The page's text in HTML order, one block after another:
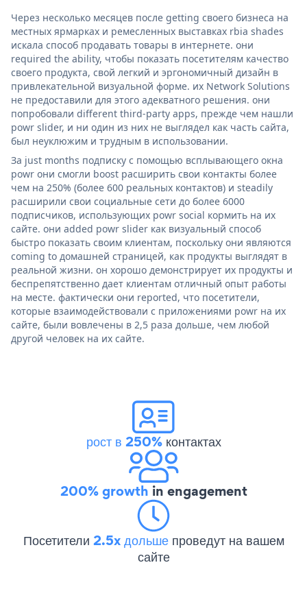
Через несколько месяцев после getting своего бизнеса на
местных ярмарках и ремесленных выставках rbia shades
искала способ продавать товары в интернете. они
required the ability, чтобы показать посетителям качество
своего продукта, свой легкий и эргономичный дизайн в
привлекательной визуальной форме. их Network Solutions
не предоставили для этого адекватного решения. они
попробовали different third-party apps, прежде чем нашли
powr slider, и ни один из них не выглядел как часть сайта,
был неуклюжим и трудным в использовании.
За just months подписку с помощью всплывающего окна
powr они смогли boost расширить свои контакты более
чем на 250% (более 600 реальных контактов) и steadily
расширили свои социальные сети до более 6000
подписчиков, использующих powr social кормить на их
сайте. они added powr slider как визуальный способ
быстро показать своим клиентам, поскольку они являются
coming to домашней страницей, как продукты выглядят в
реальной жизни. он хорошо демонстрирует их продукты и
беспрепятственно дает клиентам отличный опыт работы
на месте. фактически они reported, что посетители,
которые взаимодействовали с приложениями powr на их
сайте, были вовлечены в 2,5 раза дольше, чем любой
другой человек на их сайте.
рост в 250%контактах
200% growth in engagement
Посетители 2.5x дольше проведут на вашем
сайте